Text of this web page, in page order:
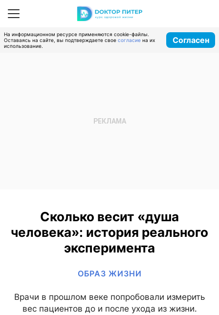
На информационном ресурсе применяются cookie-файлы.
Оставаясь на сайте, вы подтверждаете свое согласие на их
использование.
Согласен
Сколько весит «душа
человека»: история реального
эксперимента
ОБРАЗ ЖИЗНИ
Врачи в прошлом веке попробовали измерить
вес пациентов до и после ухода из жизни.